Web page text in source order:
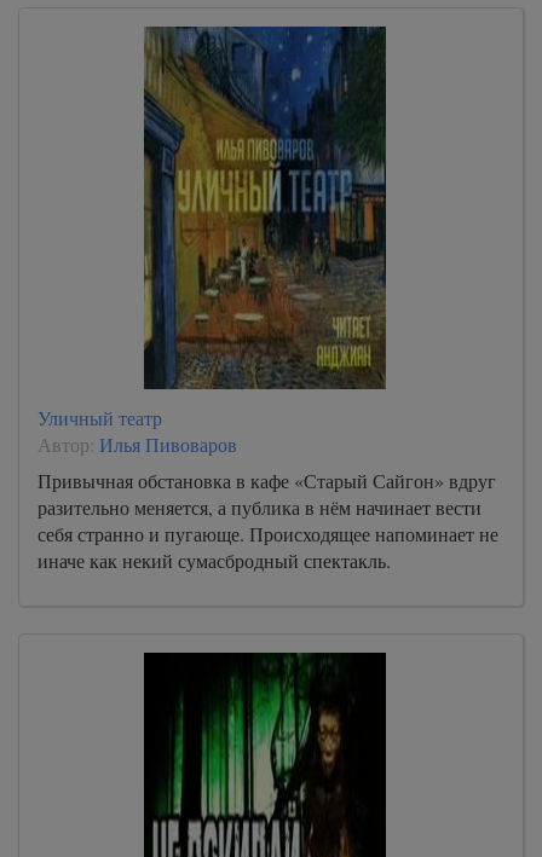
Уличный театр
Автор: Илья Пивоваров
Привычная обстановка в кафе «Старый Сайгон» вдруг
разительно меняется, а публика в нём начинает вести
себя странно и пугающе. Происходящее напоминает не
иначе как некий сумасбродный спектакль.